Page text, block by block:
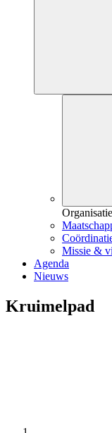
Organisatie
Missie &
Agenda
Nieuws
Kruimelpad